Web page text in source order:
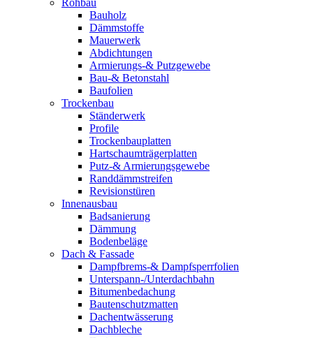
Rohbau
Bauholz
Dämmstoffe
Mauerwerk
Abdichtungen
Armierungs-& Putzgewebe
Bau-& Betonstahl
Baufolien
Trockenbau
Ständerwerk
Profile
Trockenbauplatten
Hartschaumträgerplatten
Putz-& Armierungsgewebe
Randdämmstreifen
Revisionstüren
Innenausbau
Badsanierung
Dämmung
Bodenbeläge
Dach & Fassade
Dampfbrems-& Dampfsperrfolien
Unterspann-/Unterdachbahn
Bitumenbedachung
Bautenschutzmatten
Dachentwässerung
Dachbleche